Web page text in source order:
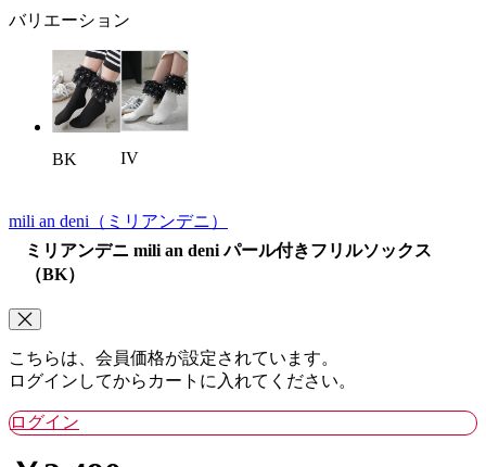
バリエーション
BK IV
mili an deni （ミリアンデニ）
ミリアンデニ mili an deni パール付きフリルソックス
（BK）
こちらは、会員価格が設定されています。
ログインしてからカートに入れてください。
ログイン